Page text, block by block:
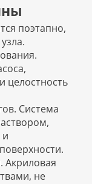
поэтапно,
целостность
Система
и
Акриловая
не